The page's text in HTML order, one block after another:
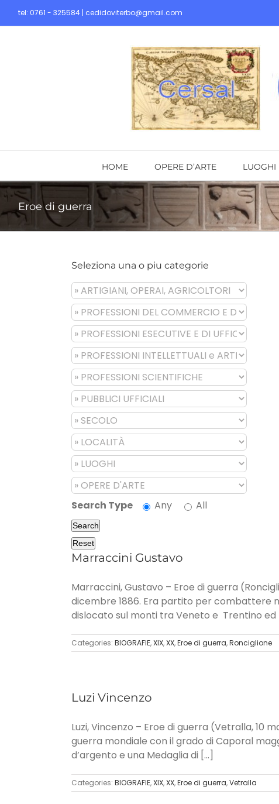
tel: 0761 - 325584 | cedidoviterbo@gmail.com
HOME OPERE D’ARTE LUOGHI
Eroe di guerra
Seleziona una o piu categorie
Search Type Any All
Search
Reset
Marraccini Gustavo
Marraccini, Gustavo – Eroe di guerra
dicembre 1886. Era partito per combattere
dislocato sul monti tra Veneto e Trentino ed
Categories: BIOGRAFIE,XIX,XX,Eroe di guerra,Ronciglione
Luzi Vincenzo
Luzi, Vincenzo – Eroe di guerra (Vetralla, 10
guerra mondiale con il grado di Caporal
d’argento e una Medaglia di [...]
Categories: BIOGRAFIE,XIX,XX,Eroe di guerra,Vetralla